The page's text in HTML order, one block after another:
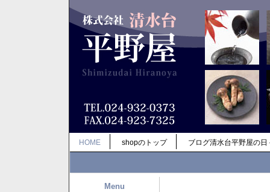
HOME shopのトップ ブログ清水台平野屋の日
Menu